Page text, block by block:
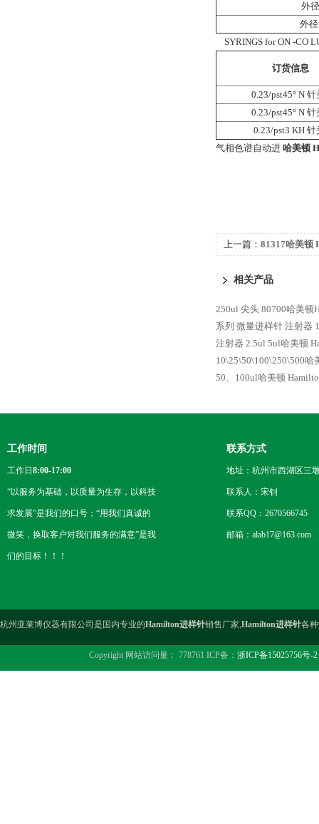
外
外
SYRINGS for ON -CO
订货信息
0.23/pst45° N
0.23/pst45° N
0.23/pst3 KH
气相色谱自动进 哈美顿
上一篇： 81317哈美顿
相关产品
250ul 尖头 80700哈美顿
系列 微量进样针 注射器
注射器 2.5ul 5ul哈美顿
10\25\50\100\250\500哈
50、100ul哈美顿
工作时间
工作日 8:00-17:00
“以服务为基础，以质量为生存，以科技
求发展”是我们的口号；“用我们真诚的
微笑，换取客户对我们服务的满意”是我
们的目标！！！
联系方式
地址：杭州市西湖区三
联系人：宋钊
联系QQ：2670566745
邮箱：alab17@163.com
杭州亚莱博仪器有限公司是国内专业的Hamilton进样针销售厂家,Hamilton进样针各
Copyright 网站访问量： 778761 ICP备： 浙ICP备15025756号-2